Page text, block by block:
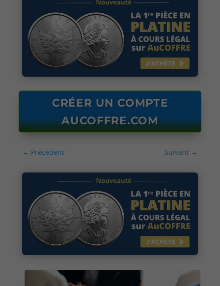
CRÉER UN COMPTE
AUCOFFRE.COM
← Précédent Suivant →